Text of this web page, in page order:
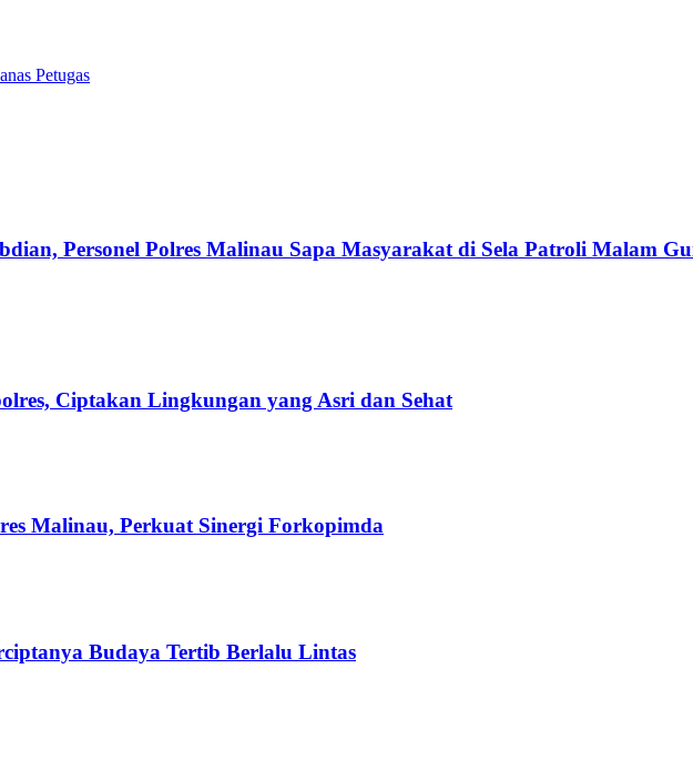
Petugas
Personel Polres Malinau Sapa Masyarakat di Sela Patroli Malam
Ciptakan Lingkungan yang Asri dan Sehat
Malinau, Perkuat Sinergi Forkopimda
Budaya Tertib Berlalu Lintas